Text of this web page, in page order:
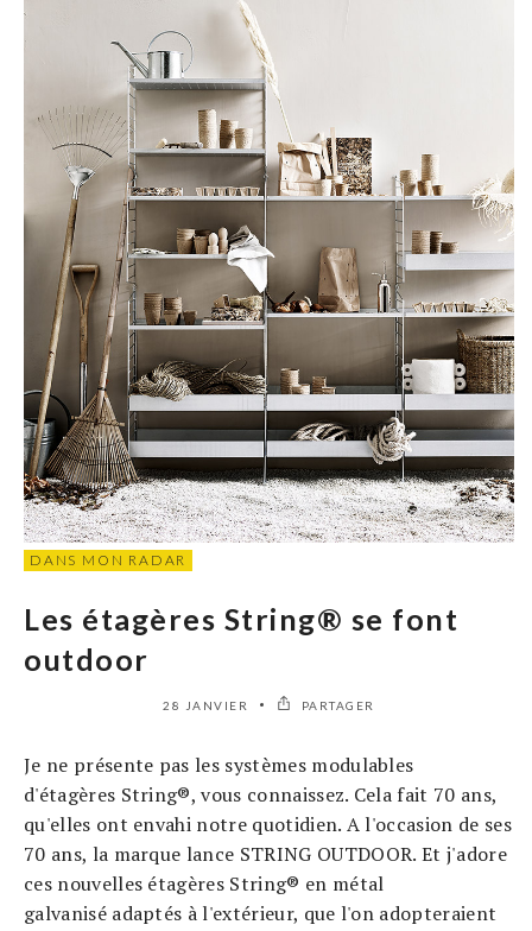
DANS MON RADAR
Les étagères String® se font
outdoor
28 JANVIER PARTAGER
Je ne présente pas les systèmes modulables
d'étagères String®, vous connaissez. Cela fait 70 ans,
qu'elles ont envahi notre quotidien. A l'occasion de ses
70 ans, la marque lance STRING OUTDOOR. Et j'adore
ces nouvelles étagères String® en métal
galvanisé adaptés à l'extérieur, que l'on adopteraient